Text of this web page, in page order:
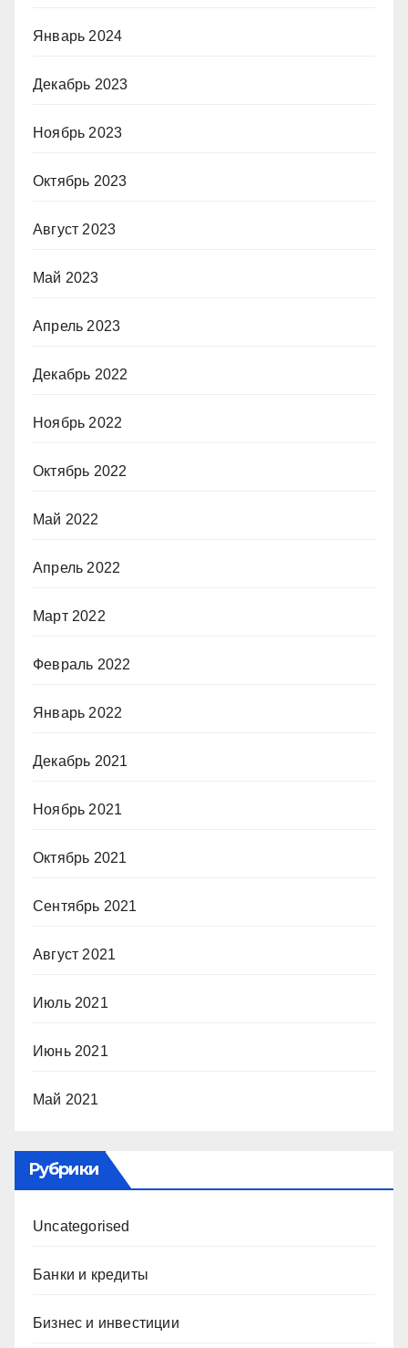
Январь 2024
Декабрь 2023
Ноябрь 2023
Октябрь 2023
Август 2023
Май 2023
Апрель 2023
Декабрь 2022
Ноябрь 2022
Октябрь 2022
Май 2022
Апрель 2022
Март 2022
Февраль 2022
Январь 2022
Декабрь 2021
Ноябрь 2021
Октябрь 2021
Сентябрь 2021
Август 2021
Июль 2021
Июнь 2021
Май 2021
Рубрики
Uncategorised
Банки и кредиты
Бизнес и инвестиции